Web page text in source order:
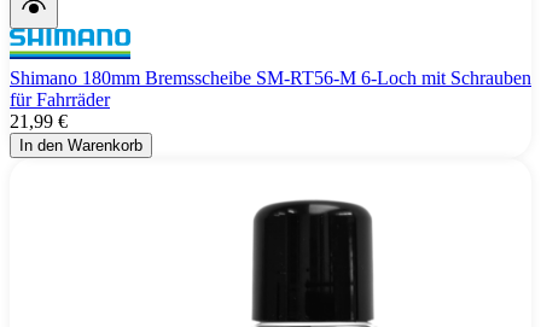
Shimano 180mm Bremsscheibe SM-RT56-M 6-Loch mit Schrauben
für Fahrräder
21,99 €
In den Warenkorb